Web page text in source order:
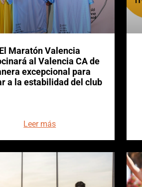
El Maratón Valencia
al Valencia CA de
excepcional para
a la estabilidad del club
Leer más